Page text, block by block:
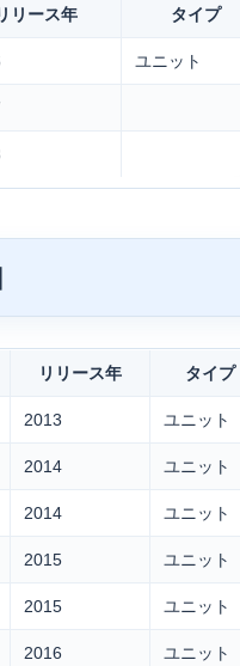
リース年 タイプ
ユニット
リリース年 タイプ
2013 ユニット
2014 ユニット
2014 ユニット
2015 ユニット
2015 ユニット
2016 ユニット